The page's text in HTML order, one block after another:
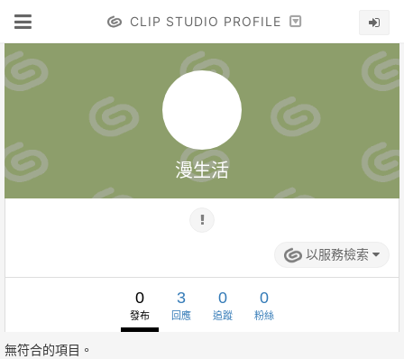
CLIP STUDIO PROFILE
漫生活
以服務檢索
0
發布
3
回應
0
追蹤
0
粉絲
無符合的項目。